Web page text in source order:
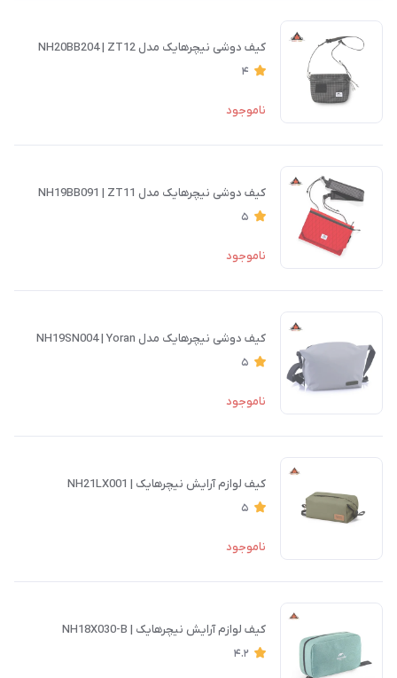
کیف دوشی نیچرهایک مدل NH20BB204 | ZT12
4
ناموجود
کیف دوشی نیچرهایک مدل NH19BB091 | ZT11
5
ناموجود
کیف دوشی نیچرهایک مدل NH19SN004 | Yoran
5
ناموجود
کیف لوازم آرایش نیچرهایک | NH21LX001
5
ناموجود
کیف لوازم آرایش نیچرهایک | NH18X030-B
4.2